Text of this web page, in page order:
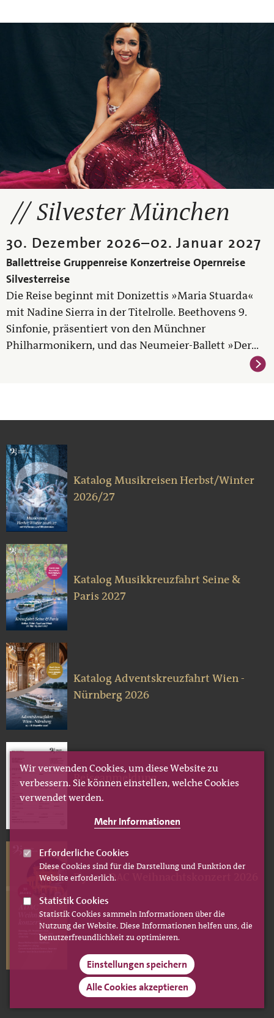
Silvester München
30. Dezember 2026–02. Januar 2027
Ballettreise Gruppenreise Konzertreise Opernreise
Silvesterreise
Die Reise beginnt mit Donizettis »Maria Stuarda«
mit Nadine Sierra in der Titelrolle. Beethovens 9.
Sinfonie, präsentiert von den Münchner
Philharmonikern, und das Neumeier-Ballett »Der...
Katalog Musikreisen Herbst/Winter
2026/27
Katalog Musikkreuzfahrt Seine &
Paris 2027
Katalog Adventskreuzfahrt Wien -
Nürnberg 2026
Reiseanmeldung
Flyer ADAC Weihnachtskonzert 2026
Wir verwenden Cookies, um diese Website zu
verbessern. Sie können einstellen, welche Cookies
verwendet werden.
Mehr Informationen
Erforderliche Cookies
Diese Cookies sind für die Darstellung und Funktion der
Website erforderlich.
Statistik Cookies
Statistik Cookies sammeln Informationen über die
Nutzung der Website. Diese Informationen helfen uns, die
benutzerfreundlichkeit zu optimieren.
Einstellungen speichern
Alle Cookies akzeptieren